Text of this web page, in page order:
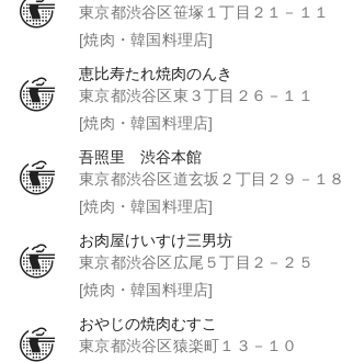
東京都渋谷区笹塚１丁目２１－１１
[焼肉・韓国料理店]
恵比寿たれ焼肉のんき
東京都渋谷区東３丁目２６－１１
[焼肉・韓国料理店]
吾照里 渋谷本館
東京都渋谷区道玄坂２丁目２９－１８
[焼肉・韓国料理店]
お肉屋けいすけ三男坊
東京都渋谷区広尾５丁目２－２５
[焼肉・韓国料理店]
おやじの焼肉むすこ
東京都渋谷区猿楽町１３－１０